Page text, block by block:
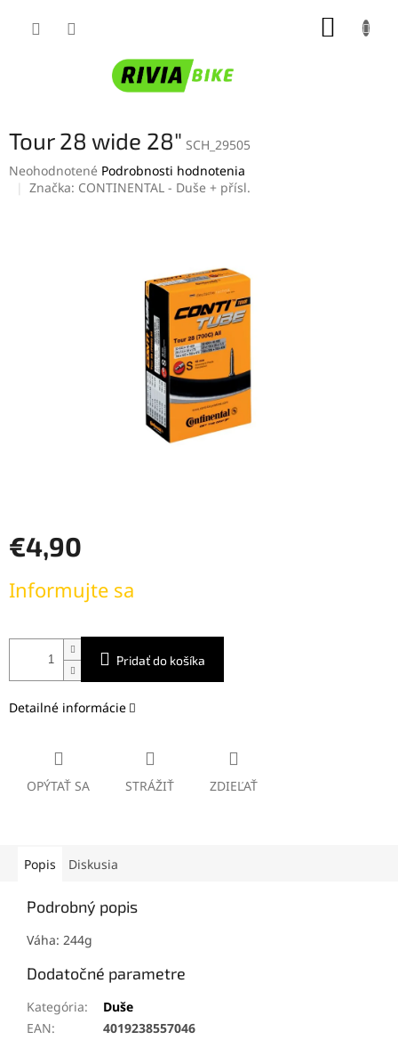
Tour 28 wide 28" SCH_29505
Priemerné
hodnotenie
Neohodnotené Podrobnosti hodnotenia
Značka: CONTINENTAL - Duše + přísl.
€4,90
cena:
Informujte sa
Pridať do košíka
Detailné informácie
OPÝTAŤ SA STRÁŽIŤ ZDIEĽAŤ
Popis Diskusia
Podrobný popis
Váha: 244g
Dodatočné parametre
Kategória:
Duše
EAN:
4019238557046